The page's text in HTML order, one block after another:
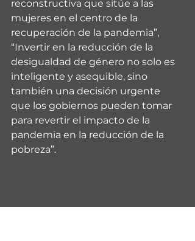
reconstructiva que sitúe a las
mujeres en el centro de la
recuperación de la pandemia”,
“Invertir en la reducción de la
desigualdad de género no solo es
inteligente y asequible, sino
también una decisión urgente
que los gobiernos pueden tomar
para revertir el impacto de la
pandemia en la reducción de la
pobreza”.